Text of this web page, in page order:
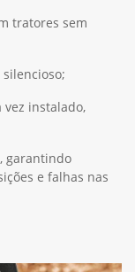
tratores sem
instalado,
garantindo
e falhas nas